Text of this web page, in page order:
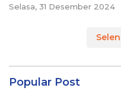
Selasa, 31 Desember 2024
Popular Post